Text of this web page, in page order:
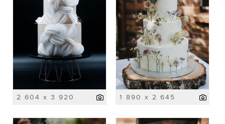
2 604 x 3 920 1 890 x 2 645